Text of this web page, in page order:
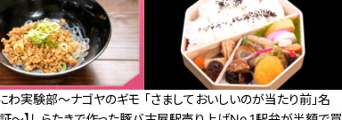
にわ実験部～ナゴヤのギモ 「さましておいしいのが当たり前」名